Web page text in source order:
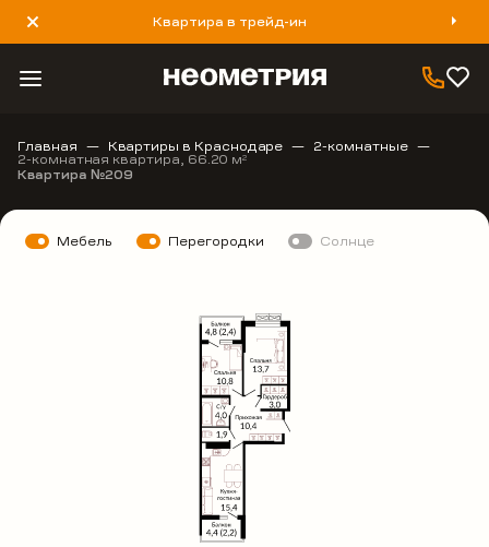
Квартира в трейд-ин
8 800 777 40 93
Главная Квартиры в Краснодаре 2-комнатные
2-комнатная квартира, 66.20 м2
Квартира №209
Мебель Перегородки Солнце